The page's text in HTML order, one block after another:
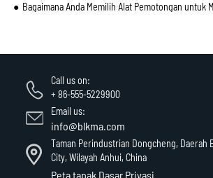
Bagaimana Anda Memilih Alat Pemotongan untuk
Call us on:
+ 86-555-5229900
Email us:
info@blkma.com
Taman Perindustrian Dongcheng, Daerah
City, Wilayah Anhui, China
Peta tapak Dasar Privasi